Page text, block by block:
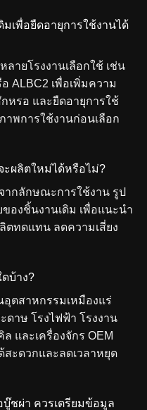
มเพื่อยืดอายุการใช้งานได้
ายโรงงานเลือกใช้ เช่น
ALBC2 เพื่อเพิ่มความ
หรอ และยืดอายุการใช้
าพการใช้งานก่อนเลือก
ะผลิตใหม่ได้หรือไม่?
ากลักษณะการใช้งาน รูป
องชิ้นงานเดิม เพื่อแนะนำ
ตทดแทน ลดความเสี่ยง
บ้าง?
ตสาหกรรมเหมืองแร่
ดาษ โรงไฟฟ้า โรงงาน
ล และเครื่องจักร OEM
สะดวกและลดเวลาหยุด
ชผ่า ควรเตรียมข้อมูล